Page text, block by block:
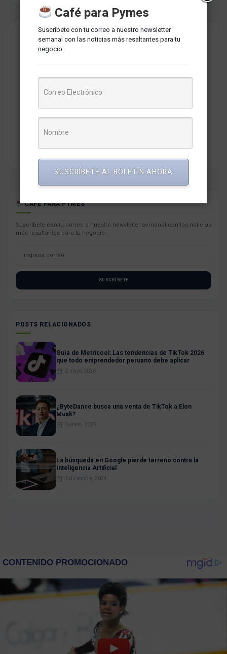
Redaccion MarketNews
para PYMES esperando contribuir a su crecimiento.
CAFÉ PARA PYMES
Suscríbete con tu correo a nuestro newsletter semanal con las noticias
más resaltantes para tu negocio.
SUSCRÍBETE
POSTS RELACIONADOS
Guía de Metricool: Las tendencias de TikTok 2026
que todo emprendedor peruano debe aplicar
12 mayo, 2026
¿ByteDance busca una venta de TikTok a Elon
Musk?
16 enero, 2025
La búsqueda en Google pierde terreno contra la
Inteligencia Artificial
16 diciembre, 2024
Café para Pymes
Suscríbete con tu correo a nuestro newsletter
semanal con las noticias más resaltantes para tu
negocio.
SUSCRÍBETE AL BOLETÍN AHORA